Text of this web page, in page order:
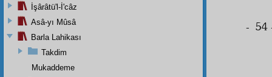
- 54
İşârâtü'l-İ'câz
Asâ-yı Mûsâ
Barla Lahikası
Takdim
Mukaddeme